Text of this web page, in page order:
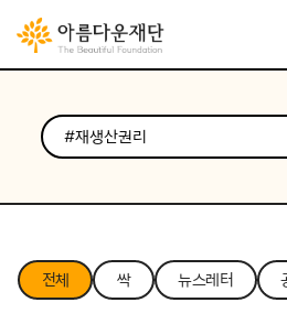
전체 싹 뉴스레터